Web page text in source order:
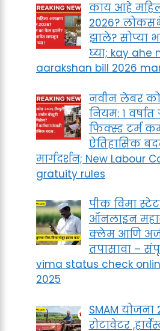
काय आहे
2026?
झाले? सोप्या
घ्या; kay ahe
aarakshan bill 2026
नवीन लेबर
नियम: १
फिक्स्ड टर्म
ऐतिहासिक
मार्गदर्शन; New Labour
gratuity rules
पीक विमा
ऑनलाइन
क्लेम आणि
तपासावा –
vima status check
2025
SMAM योजना
रोटावेटर